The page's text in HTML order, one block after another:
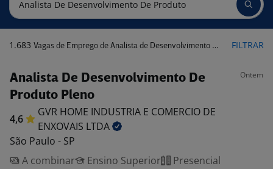
1.683 Vagas de Emprego de Analista de Desenvolvimento de Produto FILTRAR
Analista De Desenvolvimento De
Produto Pleno
Ontem
4,6
GVR HOME INDUSTRIA E COMERCIO DE
ENXOVAIS LTDA
São Paulo - SP
A combinar
Ensino Superior Presencial